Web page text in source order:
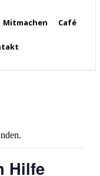
Mitmachen Café
Hilfe